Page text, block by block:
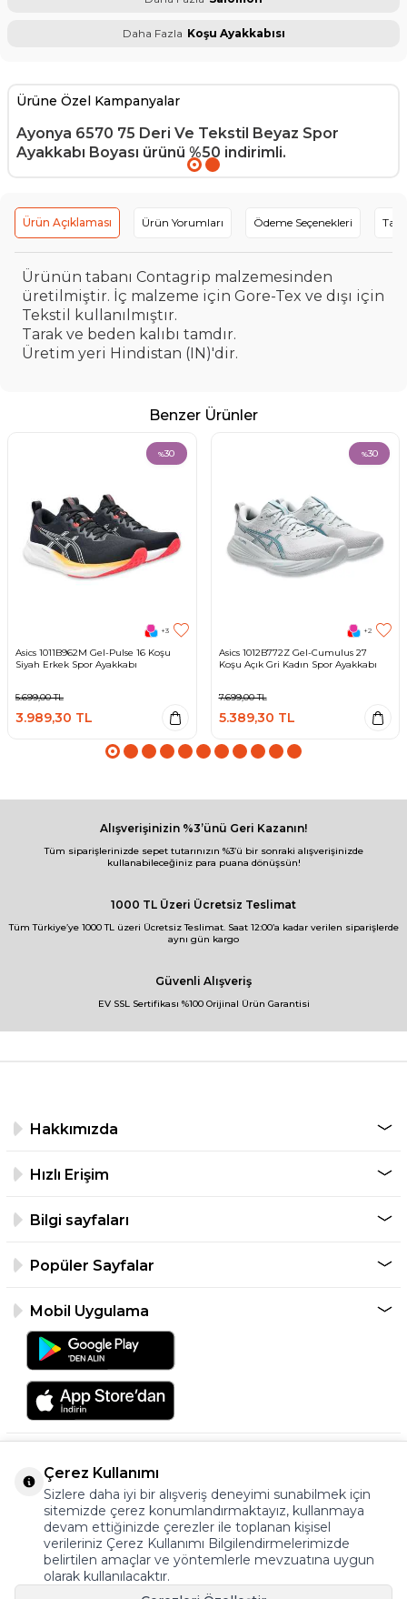
Daha Fazla Koşu Ayakkabısı
Ürüne Özel Kampanyalar
Ayonya 6570 75 Deri Ve Tekstil Beyaz Spor
Ayakkabı Boyası ürünü %50 indirimli.
Ürün Açıklaması Ürün Yorumları Ödeme Seçenekleri
Ürünün tabanı Contagrip malzemesinden
üretilmiştir. İç malzeme için Gore-Tex ve dışı için
Tekstil kullanılmıştır.
Tarak ve beden kalıbı tamdır.
Üretim yeri Hindistan (IN)'dir.
Benzer Ürünler
%30
+3
Asics 1011B962M Gel-Pulse 16 Koşu
Siyah Erkek Spor Ayakkabı
5.699,00TL
3.989,30 TL
%30
+2
Asics 1012B772Z Gel-Cumulus 27
Koşu Açık Gri Kadın Spor Ayakkabı
7.699,00TL
5.389,30 TL
Alışverişinizin %3’ünü Geri Kazanın!
Tüm siparişlerinizde sepet tutarınızın %3’ü bir sonraki alışverişinizde
kullanabileceğiniz para puana dönüşsün!
1000 TL Üzeri Ücretsiz Teslimat
Tüm Türkiye’ye 1000 TL üzeri Ücretsiz Teslimat. Saat 12:00’a kadar verilen siparişlerde
aynı gün kargo
Güvenli Alışveriş
EV SSL Sertifikası %100 Orijinal Ürün Garantisi
Hakkımızda
Hızlı Erişim
Bilgi sayfaları
Popüler Sayfalar
Mobil Uygulama
©2026 Tüm Hakkı Saklıdır.
ayakkabıonline.com
Çerez Kullanımı
Sizlere daha iyi bir alışveriş deneyimi sunabilmek için
sitemizde çerez konumlandırmaktayız, kullanmaya
devam ettiğinizde çerezler ile toplanan kişisel
verileriniz Çerez Kullanımı Bilgilendirmelerimizde
belirtilen amaçlar ve yöntemlerle mevzuatına uygun
olarak kullanılacaktır.